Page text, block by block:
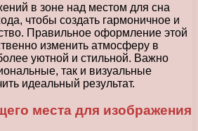
в зоне над местом для сна
чтобы создать гармоничное и
Правильное оформление этой
изменить атмосферу в
уютной и стильной. Важно
так и визуальные
идеальный результат.
места для изображения